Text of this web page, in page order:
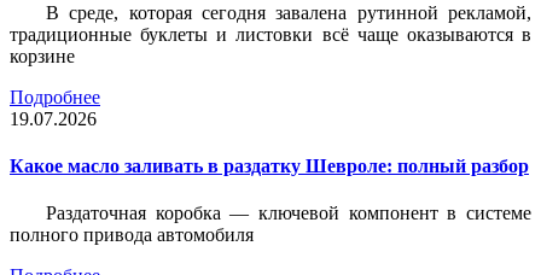
В среде, которая сегодня завалена рутинной рекламой,
традиционные буклеты и листовки всё чаще оказываются в
корзине
Подробнее
19.07.2026
Какое масло заливать в раздатку Шевроле: полный разбор
Раздаточная коробка — ключевой компонент в системе
полного привода автомобиля